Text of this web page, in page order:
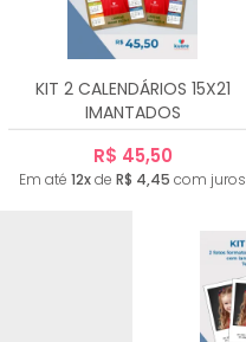
KIT 2 CALENDÁRIOS 15X21
IMANTADOS
R$ 45,50
Em até 12xde R$ 4,45 com juros